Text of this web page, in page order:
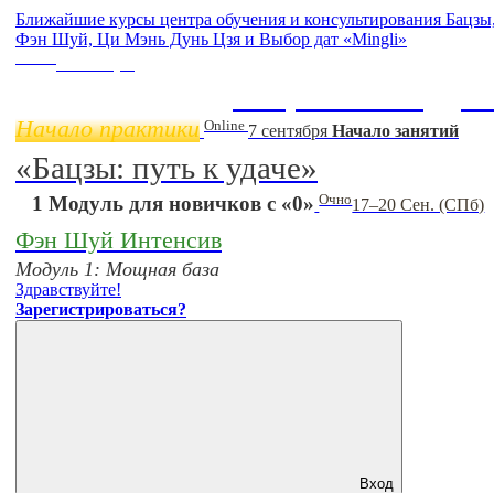
Ближайшие курсы центра обучения и консультирования
Фэн Шуй, Ци Мэнь Дунь Цзя и Выбор дат «Mingli»
Начало практики Online 7 сентября Начало занятий
«Бацзы: путь к удаче»
1 Модуль для новичков с «0» Очно17–20 Сен. (СПб)
Фэн Шуй Интенсив
Модуль 1: Мощная база
Здравствуйте!
Зарегистрироваться?
Вход